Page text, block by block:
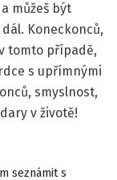
můžeš být
Koneckonců,
tomto případě,
s upřímnými
smyslnost,
v životě!
seznámit s